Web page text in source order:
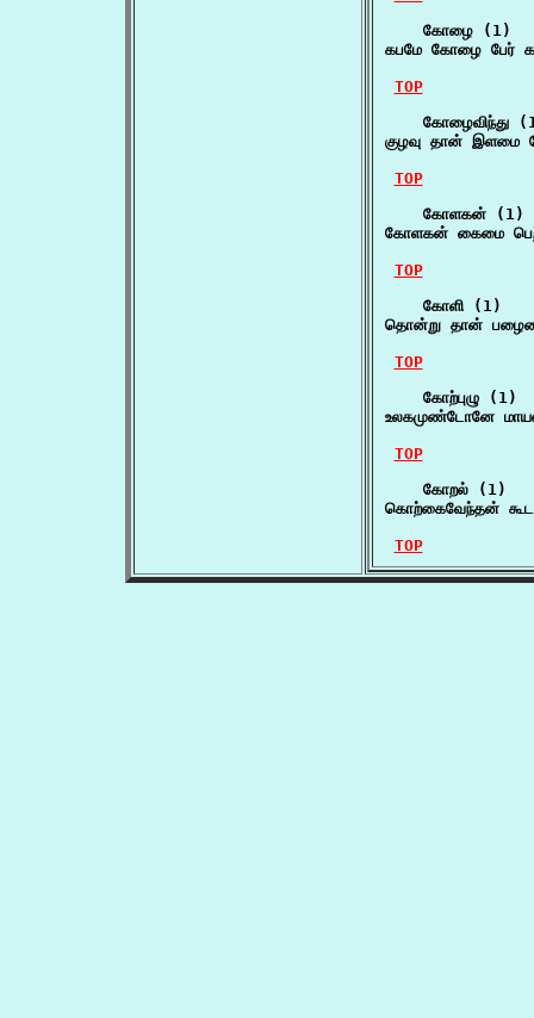
    கோழை (1)
கபமே கோழை பேர்
TOP
கோழைவிந்து
குழவு தான் இளமை
TOP
    கோளகன் (1)
கோளகன் கைமை
TOP
    கோளி (1)
தொன்று தான்
TOP
    கோற்புழு (1)
உலகமுண்டோனே
TOP
    கோறல் (1)
கொற்கைவேந்தன்
TOP